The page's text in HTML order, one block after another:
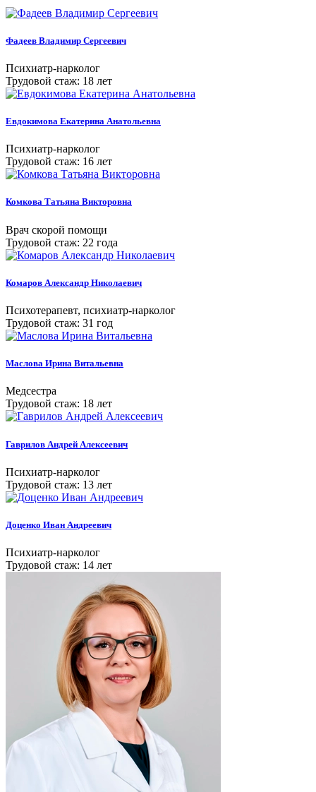
Фадеев Владимир Сергеевич
Психиатр-нарколог
Трудовой стаж: 18 лет
Евдокимова Екатерина Анатольевна
Психиатр-нарколог
Трудовой стаж: 16 лет
Комкова Татьяна Викторовна
Врач скорой помощи
Трудовой стаж: 22 года
Комаров Александр Николаевич
Психотерапевт, психиатр-нарколог
Трудовой стаж: 31 год
Маслова Ирина Витальевна
Медсестра
Трудовой стаж: 18 лет
Гаврилов Андрей Алексеевич
Психиатр-нарколог
Трудовой стаж: 13 лет
Доценко Иван Андреевич
Психиатр-нарколог
Трудовой стаж: 14 лет